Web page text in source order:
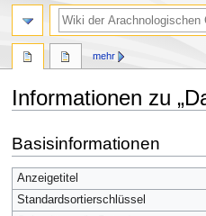
Informationen zu
Navigation
springen
Suche
springen
Basisinformationen
Anzeigetitel
Standardsortierschlüssel
mehr